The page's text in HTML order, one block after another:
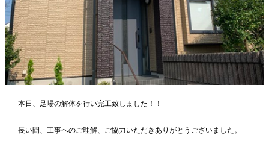
本日、足場の解体を行い完工致しました！！
長い間、工事へのご理解、ご協力いただきありがとうございました。